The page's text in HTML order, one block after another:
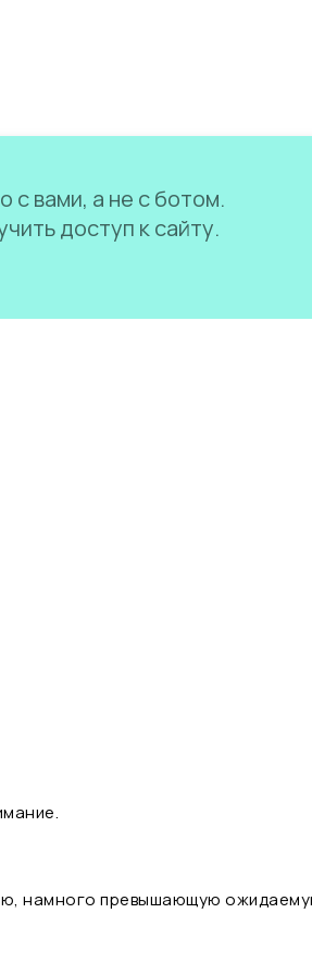
вами, а не с ботом.
доступ к сайту.
намного превышающую